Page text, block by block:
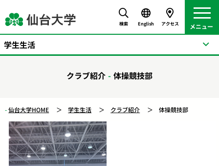
検索 English アクセス
クラブ紹介 体操競技部
仙台大学HOME 学生生活 クラブ紹介 体操競技部
学生生活